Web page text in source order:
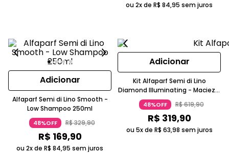
ou 2x de R$ 84,95 sem juros
Adicionar
Alfaparf Semi di Lino Smooth -
Low Shampoo 250ml
48%OFF R$329,90
R$ 169,90
ou 2x de R$ 84,95 sem juros
Adicionar
Kit Alfaparf Semi di Lino
Diamond Illuminating - Maciez e
Tratamento Diário (3 Produtos)
48%OFF R$619,90
R$ 319,90
ou 5x de R$ 63,98 sem juros